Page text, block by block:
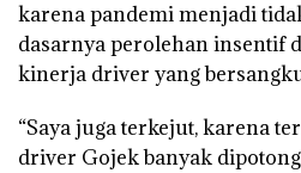
karena pandemi menjadi
dasarnya perolehan insentif
kinerja driver yang
“Saya juga terkejut, karena
driver Gojek banyak